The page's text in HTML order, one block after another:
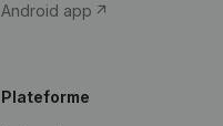
Android app
Plateforme